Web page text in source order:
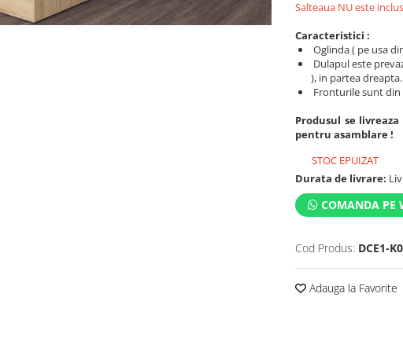
Salteaua NU este
Caracteristici :
Oglinda ( pe usa
Dulapul este
), in partea dreapta.
Fronturile sunt din
Produsul se
pentru asamblare !
STOC EPUIZAT
Durata de livrare:
COMANDA PE
Cod Produs: DCE1-
Adauga la Favorite